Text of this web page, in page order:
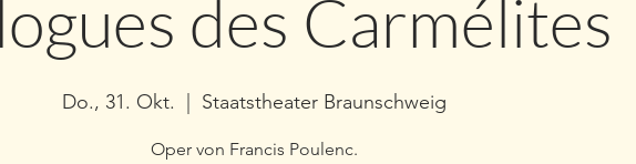
des Carmélites
Do., 31. Okt. Staatstheater Braunschweig
Oper von Francis Poulenc.